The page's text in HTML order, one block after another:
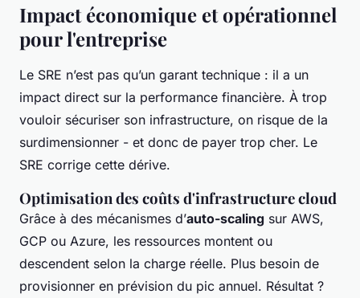
Impact économique et opérationnel
pour l'entreprise
Le SRE n’est pas qu’un garant technique : il a un
impact direct sur la performance financière. À trop
vouloir sécuriser son infrastructure, on risque de la
surdimensionner - et donc de payer trop cher. Le
SRE corrige cette dérive.
Optimisation des coûts d'infrastructure cloud
Grâce à des mécanismes d’auto-scaling sur AWS,
GCP ou Azure, les ressources montent ou
descendent selon la charge réelle. Plus besoin de
provisionner en prévision du pic annuel. Résultat ?